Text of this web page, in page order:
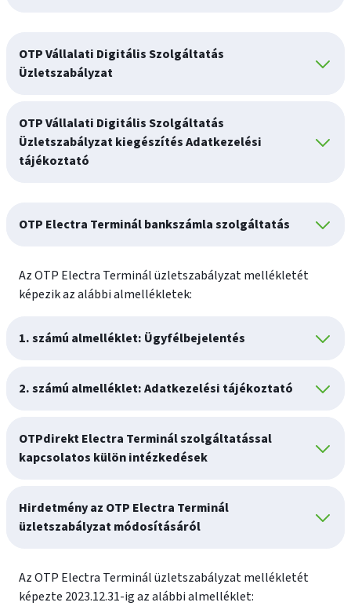
OTP Vállalati Digitális Szolgáltatás
Üzletszabályzat
OTP Vállalati Digitális Szolgáltatás
Üzletszabályzat kiegészítés Adatkezelési
tájékoztató
OTP Electra Terminál bankszámla szolgáltatás
Az OTP Electra Terminál üzletszabályzat mellékletét
képezik az alábbi almellékletek:
1. számú almelléklet: Ügyfélbejelentés
2. számú almelléklet: Adatkezelési tájékoztató
OTPdirekt Electra Terminál szolgáltatással
kapcsolatos külön intézkedések
Hirdetmény az OTP Electra Terminál
üzletszabályzat módosításáról
Az OTP Electra Terminál üzletszabályzat mellékletét
képezte 2023.12.31-ig az alábbi almelléklet: